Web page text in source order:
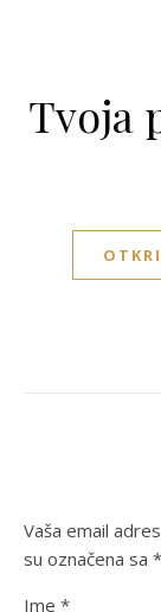
Tvoja
Vaša email
su označena sa *
Ime *